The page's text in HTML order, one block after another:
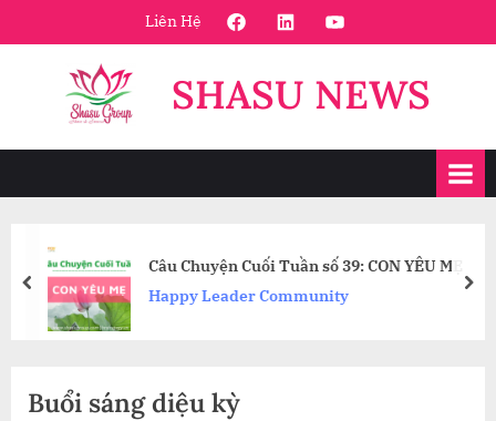
to
Liên Hệ FaceBookLinkedinYoutube
SHASU NEWS
Câu Chuyện Cuối Tuần số 39: CON YÊU MẸ
Happy Leader Community
prev
Buổi sáng diệu kỳ